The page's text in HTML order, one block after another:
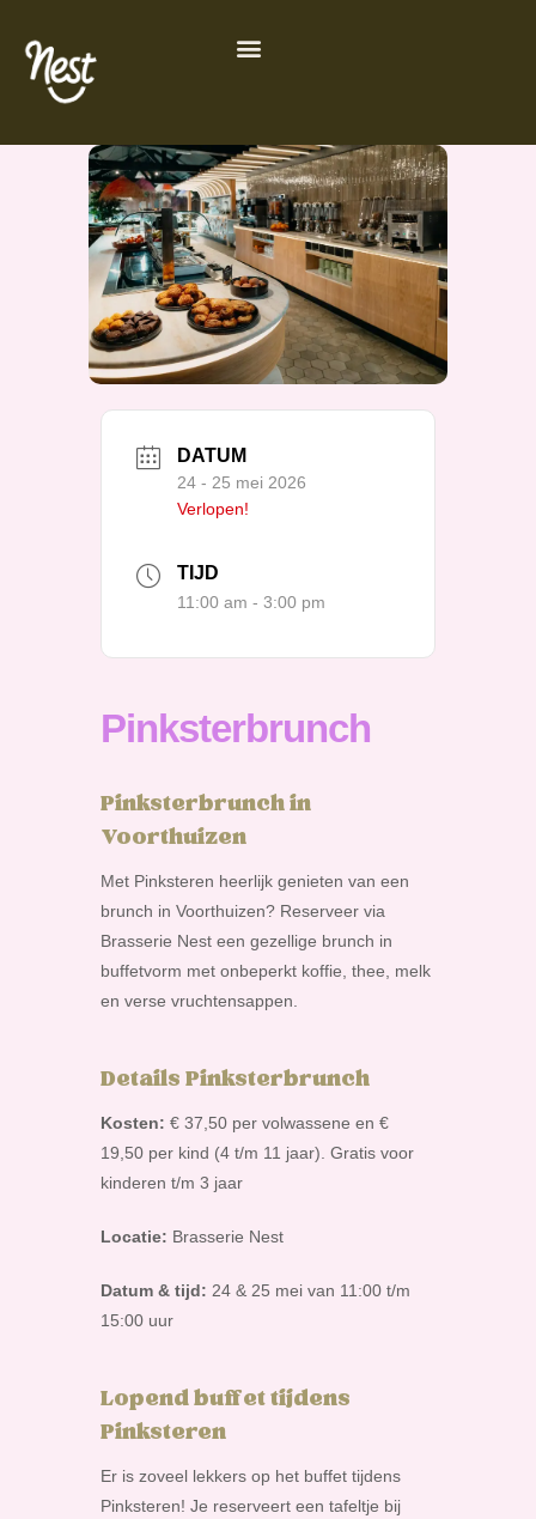
inhoud
naar
inhoud
DATUM
24 - 25 mei 2026
Verlopen!
TIJD
11:00 am - 3:00 pm
Pinksterbrunch
Pinksterbrunch in
Voorthuizen
Met Pinksteren heerlijk genieten van een
brunch in Voorthuizen? Reserveer via
Brasserie Nest een gezellige brunch in
buffetvorm met onbeperkt koffie, thee, melk
en verse vruchtensappen.
Details Pinksterbrunch
Kosten: € 37,50 per volwassene en €
19,50 per kind (4 t/m 11 jaar). Gratis voor
kinderen t/m 3 jaar
Locatie: Brasserie Nest
Datum & tijd: 24 & 25 mei van 11:00 t/m
15:00 uur
Lopend buffet tijdens
Pinksteren
Er is zoveel lekkers op het buffet tijdens
Pinksteren! Je reserveert een tafeltje bij